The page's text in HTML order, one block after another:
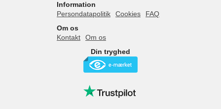
Information
Persondatapolitik
Cookies
FAQ
Om os
Kontakt
Om os
Din tryghed